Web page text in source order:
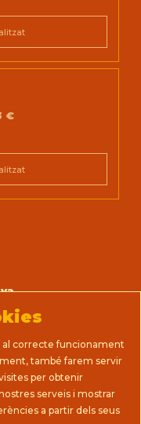
€
al correcte funcionament
també farem servir
per obtenir
serveis i mostrar
a partir dels seus